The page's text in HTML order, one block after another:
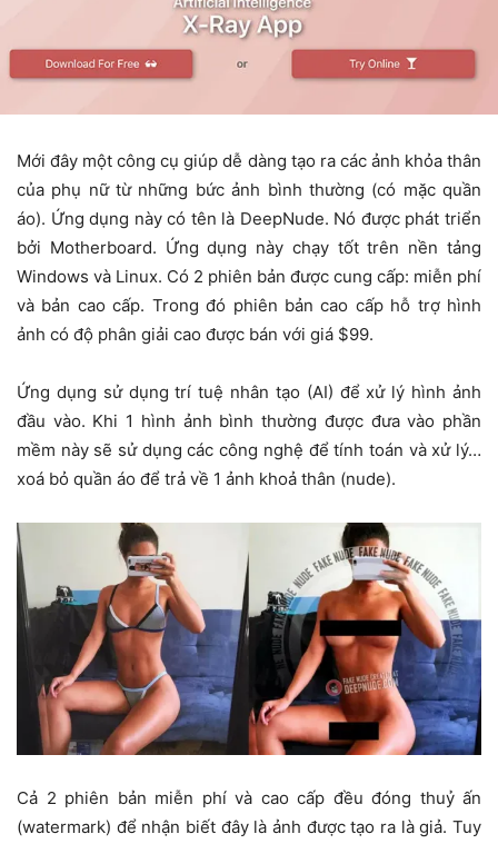
Mới đây một công cụ giúp dễ dàng tạo ra các ảnh khỏa thân
của phụ nữ từ những bức ảnh bình thường (có mặc quần
áo). Ứng dụng này có tên là DeepNude. Nó được phát triển
bởi Motherboard. Ứng dụng này chạy tốt trên nền tảng
Windows và Linux. Có 2 phiên bản được cung cấp: miễn phí
và bản cao cấp. Trong đó phiên bản cao cấp hỗ trợ hình
ảnh có độ phân giải cao được bán với giá $99.
Ứng dụng sử dụng trí tuệ nhân tạo (AI) để xử lý hình ảnh
đầu vào. Khi 1 hình ảnh bình thường được đưa vào phần
mềm này sẽ sử dụng các công nghệ để tính toán và xử lý…
xoá bỏ quần áo để trả về 1 ảnh khoả thân (nude).
Cả 2 phiên bản miễn phí và cao cấp đều đóng thuỷ ấn
(watermark) để nhận biết đây là ảnh được tạo ra là giả. Tuy